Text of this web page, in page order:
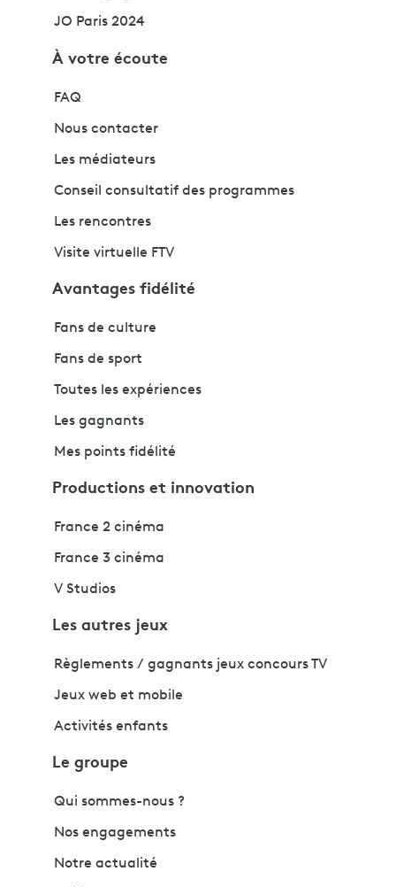
JO Paris 2024
À votre écoute
FAQ
Nous contacter
Les médiateurs
Conseil consultatif des programmes
Les rencontres
Visite virtuelle FTV
Avantages fidélité
Fans de culture
Fans de sport
Toutes les expériences
Les gagnants
Mes points fidélité
Productions et innovation
France 2 cinéma
France 3 cinéma
V Studios
Les autres jeux
Règlements / gagnants jeux concours TV
Jeux web et mobile
Activités enfants
Le groupe
Qui sommes-nous ?
Nos engagements
Notre actualité